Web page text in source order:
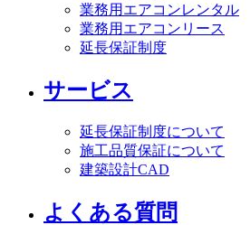
業務用エアコンレンタル
業務用エアコンリース
延長保証制度
サービス
延長保証制度について
施工品質保証について
建築設計CAD
よくある質問